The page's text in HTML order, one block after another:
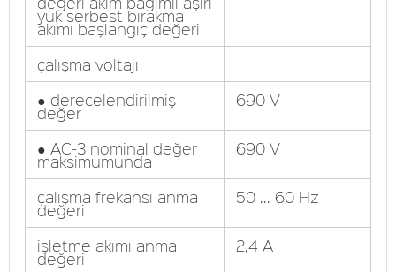
yük serbest bırakma
akımı başlangıç ​​değeri
çalışma voltajı
● derecelendirilmiş
değer
690 V
● AC-3 nominal değer
maksimumunda
690 V
çalışma frekansı anma
değeri
50 ... 60 Hz
işletme akımı anma
değeri
2,4 A